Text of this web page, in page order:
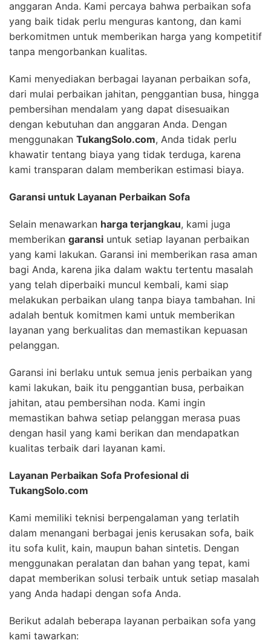
anggaran Anda. Kami percaya bahwa perbaikan sofa
yang baik tidak perlu menguras kantong, dan kami
berkomitmen untuk memberikan harga yang kompetitif
tanpa mengorbankan kualitas.
Kami menyediakan berbagai layanan perbaikan sofa,
dari mulai perbaikan jahitan, penggantian busa, hingga
pembersihan mendalam yang dapat disesuaikan
dengan kebutuhan dan anggaran Anda. Dengan
menggunakan TukangSolo.com, Anda tidak perlu
khawatir tentang biaya yang tidak terduga, karena
kami transparan dalam memberikan estimasi biaya.
Garansi untuk Layanan Perbaikan Sofa
Selain menawarkan harga terjangkau, kami juga
memberikan garansi untuk setiap layanan perbaikan
yang kami lakukan. Garansi ini memberikan rasa aman
bagi Anda, karena jika dalam waktu tertentu masalah
yang telah diperbaiki muncul kembali, kami siap
melakukan perbaikan ulang tanpa biaya tambahan. Ini
adalah bentuk komitmen kami untuk memberikan
layanan yang berkualitas dan memastikan kepuasan
pelanggan.
Garansi ini berlaku untuk semua jenis perbaikan yang
kami lakukan, baik itu penggantian busa, perbaikan
jahitan, atau pembersihan noda. Kami ingin
memastikan bahwa setiap pelanggan merasa puas
dengan hasil yang kami berikan dan mendapatkan
kualitas terbaik dari layanan kami.
Layanan Perbaikan Sofa Profesional di
TukangSolo.com
Kami memiliki teknisi berpengalaman yang terlatih
dalam menangani berbagai jenis kerusakan sofa, baik
itu sofa kulit, kain, maupun bahan sintetis. Dengan
menggunakan peralatan dan bahan yang tepat, kami
dapat memberikan solusi terbaik untuk setiap masalah
yang Anda hadapi dengan sofa Anda.
Berikut adalah beberapa layanan perbaikan sofa yang
kami tawarkan: